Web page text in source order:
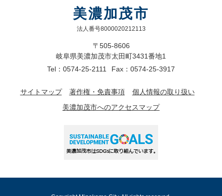
美濃加茂市
法人番号8000020212113
〒505-8606
岐阜県美濃加茂市太田町3431番地1
Tel：0574-25-2111
Fax：0574-25-3917
サイトマップ 著作権・免責事項
個人情報の取り扱い
美濃加茂市へのアクセスマップ